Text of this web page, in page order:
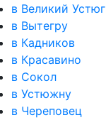
в Великий Устюг
в Вытегру
в Кадников
в Красавино
в Сокол
в Устюжну
в Череповец